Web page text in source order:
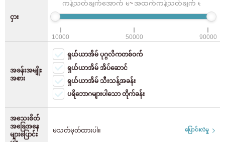
ငှား
~
10000 50000 90000
အခန်းအမျိုး
အစား
ရှယ်ယာအိမ် ပုဂ္ဂလိကတစ်ဝက်
ရှယ်ယာအိမ် အိပ်ဆောင်
ရှယ်ယာအိမ် သီးသန့်အခန်း
ပရိဘောဂများပါသော တိုက်ခန်း
အသေးစိတ်
အခြေအနေ
များပြောင်း
မသတ်မှတ်ထားပါ။ ပြောင်းလဲမှု
JR Keiyo လိုင်း (8)
JR Nambu လိုင်း (40)
JR Yokosuka လိုင်း (12)
JR Tohoku ပင်မလိုင်း
(118)
စက်ဘီးရပ်နားခြင်း (စက်ဘီး)
စက်ဘီးရပ်နားခြင်း (moped)